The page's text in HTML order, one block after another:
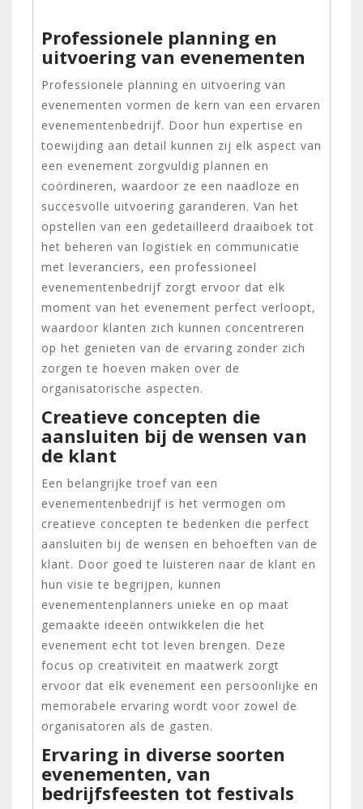
Professionele planning en
uitvoering van evenementen
Professionele planning en uitvoering van
evenementen vormen de kern van een ervaren
evenementenbedrijf. Door hun expertise en
toewijding aan detail kunnen zij elk aspect van
een evenement zorgvuldig plannen en
coördineren, waardoor ze een naadloze en
succesvolle uitvoering garanderen. Van het
opstellen van een gedetailleerd draaiboek tot
het beheren van logistiek en communicatie
met leveranciers, een professioneel
evenementenbedrijf zorgt ervoor dat elk
moment van het evenement perfect verloopt,
waardoor klanten zich kunnen concentreren
op het genieten van de ervaring zonder zich
zorgen te hoeven maken over de
organisatorische aspecten.
Creatieve concepten die
aansluiten bij de wensen van
de klant
Een belangrijke troef van een
evenementenbedrijf is het vermogen om
creatieve concepten te bedenken die perfect
aansluiten bij de wensen en behoeften van de
klant. Door goed te luisteren naar de klant en
hun visie te begrijpen, kunnen
evenementenplanners unieke en op maat
gemaakte ideeën ontwikkelen die het
evenement echt tot leven brengen. Deze
focus op creativiteit en maatwerk zorgt
ervoor dat elk evenement een persoonlijke en
memorabele ervaring wordt voor zowel de
organisatoren als de gasten.
Ervaring in diverse soorten
evenementen, van
bedrijfsfeesten tot festivals